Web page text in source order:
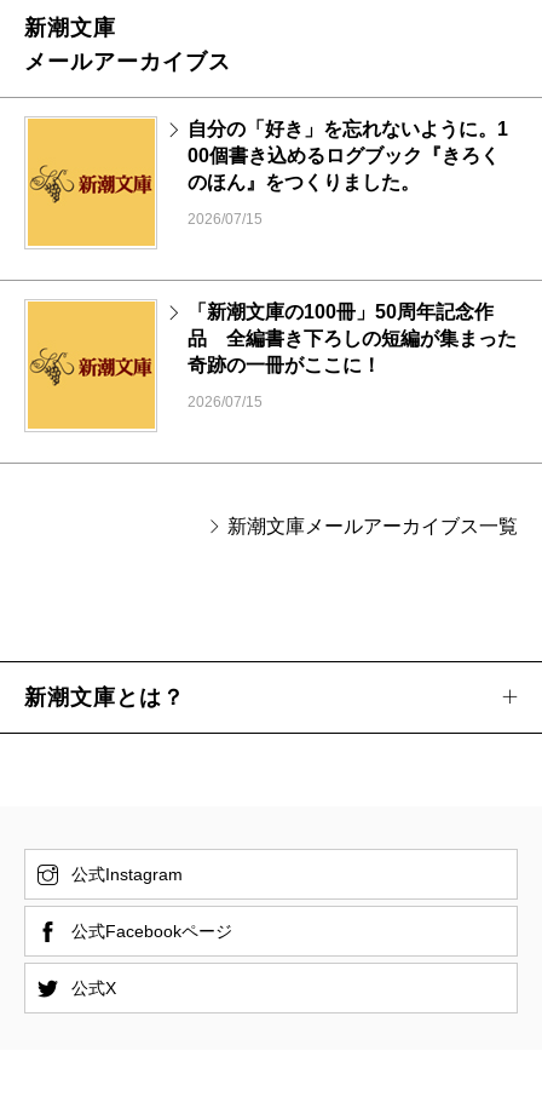
新潮文庫
メールアーカイブス
自分の「好き」を忘れないように。1
00個書き込めるログブック『きろく
のほん』をつくりました。
2026/07/15
「新潮文庫の100冊」50周年記念作
品 全編書き下ろしの短編が集まった
奇跡の一冊がここに！
2026/07/15
新潮文庫メールアーカイブス一覧
新潮文庫とは？
公式Instagram
公式Facebookページ
公式X